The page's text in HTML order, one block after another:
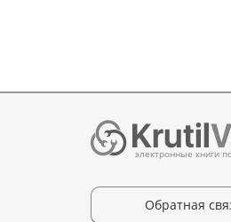
электронные книги
Обратная